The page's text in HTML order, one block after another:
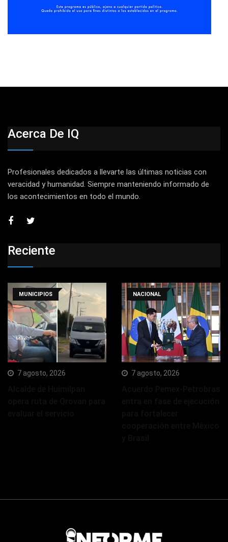
Acerca De IQ
Profesionales dedicados a llevarte las últimas noticias con
veracidad y humanidad. Siempre manteniendo informado de
los acontecimientos en todo el mundo.
Reciente
MUNICIPIOS
7 agosto, 2026
NACIONAL
7 agosto, 2026